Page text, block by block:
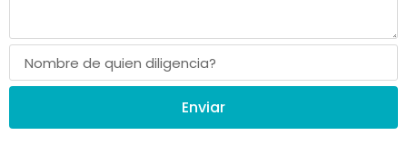
Enviar